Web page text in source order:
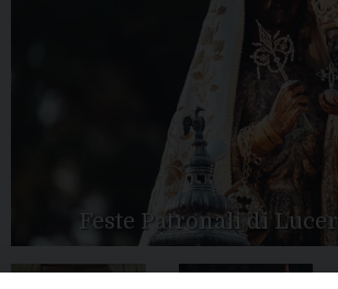
Feste Patronali di